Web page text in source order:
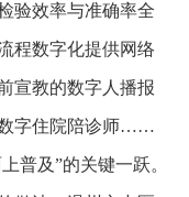
验效率与准确率全
程数字化提供网络
宣教的数字人播报
数字住院陪诊师……
普及”的关键一跃。